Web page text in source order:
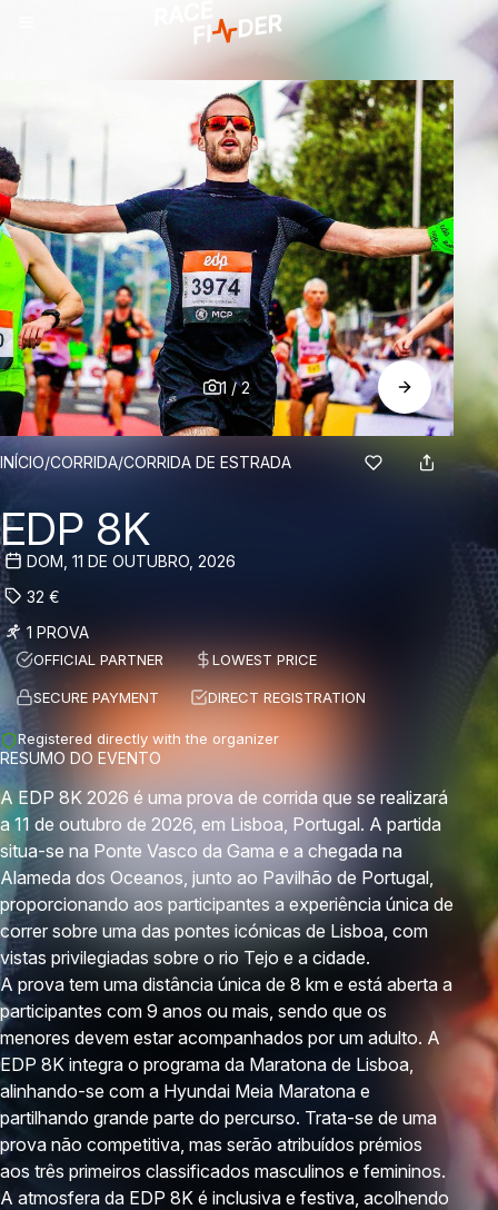
1 /2
BREADCRUMBS
INÍCIO/CORRIDA/CORRIDA DE ESTRADA
EDP 8K
DOM, 11 DE OUTUBRO, 2026
32 €
1 PROVA
OFFICIAL PARTNER LOWEST PRICE
SECURE PAYMENT DIRECT REGISTRATION
Registered directly with the organizer
RESUMO DO EVENTO
A EDP 8K 2026 é uma prova de corrida que se realizará
a 11 de outubro de 2026, em Lisboa, Portugal. A partida
situa-se na Ponte Vasco da Gama e a chegada na
Alameda dos Oceanos, junto ao Pavilhão de Portugal,
proporcionando aos participantes a experiência única de
correr sobre uma das pontes icónicas de Lisboa, com
vistas privilegiadas sobre o rio Tejo e a cidade.
A prova tem uma distância única de 8 km e está aberta a
participantes com 9 anos ou mais, sendo que os
menores devem estar acompanhados por um adulto. A
EDP 8K integra o programa da Maratona de Lisboa,
alinhando-se com a Hyundai Meia Maratona e
partilhando grande parte do percurso. Trata-se de uma
prova não competitiva, mas serão atribuídos prémios
aos três primeiros classificados masculinos e femininos.
A atmosfera da EDP 8K é inclusiva e festiva, acolhendo